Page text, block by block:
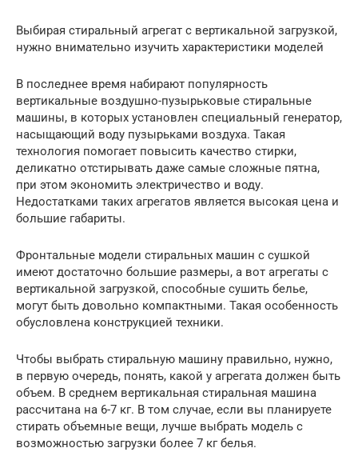
Выбирая стиральный агрегат с вертикальной загрузкой,
нужно внимательно изучить характеристики моделей
В последнее время набирают популярность
вертикальные воздушно-пузырьковые стиральные
машины, в которых установлен специальный генератор,
насыщающий воду пузырьками воздуха. Такая
технология помогает повысить качество стирки,
деликатно отстирывать даже самые сложные пятна,
при этом экономить электричество и воду.
Недостатками таких агрегатов является высокая цена и
большие габариты.
Фронтальные модели стиральных машин с сушкой
имеют достаточно большие размеры, а вот агрегаты с
вертикальной загрузкой, способные сушить белье,
могут быть довольно компактными. Такая особенность
обусловлена конструкцией техники.
Чтобы выбрать стиральную машину правильно, нужно,
в первую очередь, понять, какой у агрегата должен быть
объем. В среднем вертикальная стиральная машина
рассчитана на 6-7 кг. В том случае, если вы планируете
стирать объемные вещи, лучше выбрать модель с
возможностью загрузки более 7 кг белья.